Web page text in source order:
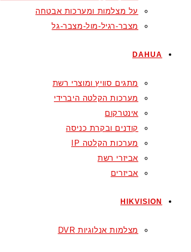
על מצלמות ומערכות אבטחה
מצבר-רגיל-מול-מצבר-גל
DAHUA
מתגים סוויץ ומוצרי רשת
מערכות הקלטה היברידי
אינטרקום
קודנים ובקרת כניסה
מערכות הקלטה IP
אביזרי רשת
אביזרים
HIKVISION
מצלמות אנלוגיות DVR